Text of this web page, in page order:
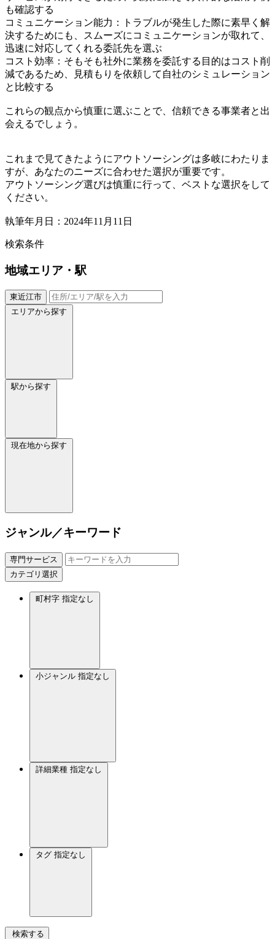
も確認する
コミュニケーション能力：トラブルが発生した際に素早く解
決するためにも、スムーズにコミュニケーションが取れて、
迅速に対応してくれる委託先を選ぶ
コスト効率：そもそも社外に業務を委託する目的はコスト削
減であるため、見積もりを依頼して自社のシミュレーション
と比較する
これらの観点から慎重に選ぶことで、信頼できる事業者と出
会えるでしょう。
これまで見てきたようにアウトソーシングは多岐にわたりま
すが、あなたのニーズに合わせた選択が重要です。
アウトソーシング選びは慎重に行って、ベストな選択をして
ください。
執筆年月日：2024年11月11日
検索条件
地域エリア・駅
東近江市
エリアから探す
駅から探す
現在地から探す
ジャンル／キーワード
専門サービス
カテゴリ選択
町村字 指定なし
小ジャンル 指定なし
詳細業種 指定なし
タグ 指定なし
検索する